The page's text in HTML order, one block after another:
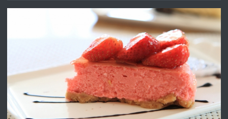
537 426
преди 18 часа
Давам обзаведено жилище за жена
без брокери 0889 537 426
преди 18 часа